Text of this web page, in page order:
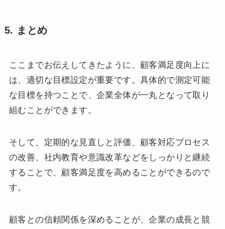
5. まとめ
ここまでお伝えしてきたように、顧客満足度向上に
は、適切な目標設定が重要です。具体的で測定可能
な目標を持つことで、企業全体が一丸となって取り
組むことができます。
そして、定期的な見直しと評価、顧客対応プロセス
の改善、社内教育や意識改革などをしっかりと継続
することで、顧客満足度を高めることができるので
す。
顧客との信頼関係を深めることが、企業の成長と競